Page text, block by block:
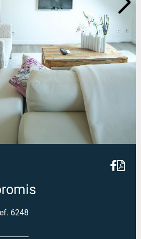
6248